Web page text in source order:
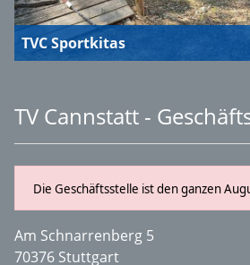
TVC Sportkitas
TV Cannstatt -
Die Geschäftsstelle ist den ganzen
Am Schnarrenberg 5
70376 Stuttgart